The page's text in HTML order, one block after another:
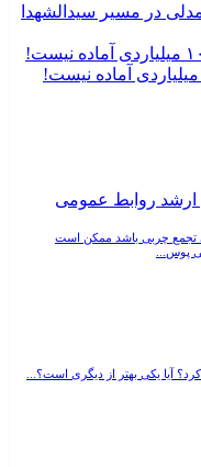
در مسیر سیدالشهدا
روابط عمومی
تجمع چربی باشد ممکن است
پوس...
کرد؟ آیا یکی بهتر از دیگری است؟...